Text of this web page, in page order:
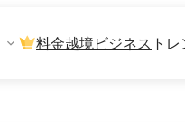
料金越境ビジネス ト